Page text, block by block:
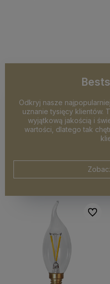
Odkryj nasze
uznanie tysięcy klientów.
wyjątkową jakością i
wartości, dlatego tak
Do